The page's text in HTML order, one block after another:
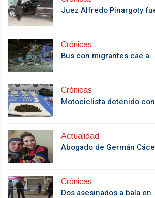
Juez Alfredo Pinargoty
Crónicas
Bus con migrantes cae a...
Crónicas
Motociclista detenido
Actualidad
Abogado de Germán
Crónicas
Dos asesinados a bala